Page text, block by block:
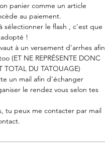
panier comme un article
au paiement.
sélectionner le flash , c'est que
!
à un versement d'arrhes afin
(ET NE REPRÉSENTE DONC
TOTAL DU TATOUAGE)
un mail afin d'échanger
le rendez vous selon tes
tu peux me contacter par mail